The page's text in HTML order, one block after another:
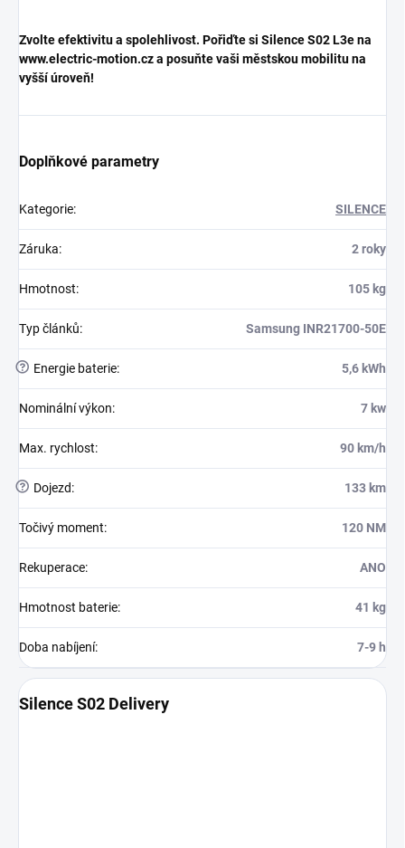
Zvolte efektivitu a spolehlivost. Pořiďte si Silence S02 L3e na
www.electric-motion.cz a posuňte vaši městskou mobilitu na
vyšší úroveň!
Doplňkové parametry
Kategorie: SILENCE
Záruka: 2 roky
Hmotnost: 105 kg
Typ článků: Samsung INR21700-50E
? Energie baterie: 5,6 kWh
Nominální výkon: 7 kw
Max. rychlost: 90 km/h
? Dojezd: 133 km
Točivý moment: 120 NM
Rekuperace: ANO
Hmotnost baterie: 41 kg
Doba nabíjení: 7-9 h
Silence S02 Delivery